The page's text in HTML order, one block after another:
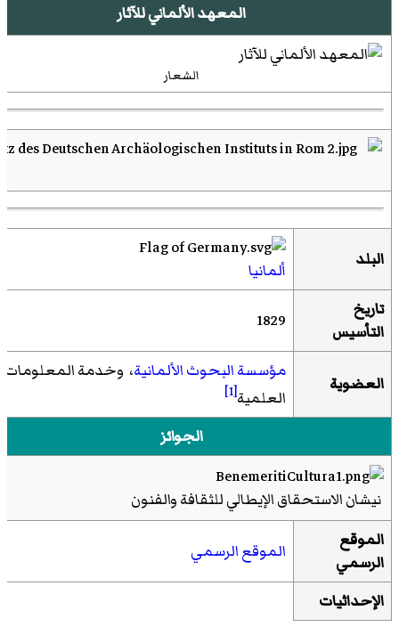
المعهد الألماني للآثار
الشعار
البلد
ألمانيا
تاريخ
التأسيس
1829
العضوية
مؤسسة البحوث الألمانية، وخدمة المعلومات
العلمية[1]
الجوائز
نيشان الاستحقاق الإيطالي للثقافة والفنون
الموقع
الرسمي
الموقع الرسمي
الإحداثيات